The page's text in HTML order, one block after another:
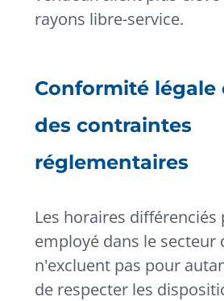
rayons libre-service.
Conformité légale
des contraintes
réglementaires
Les horaires différenciés
employé dans le secteur
n'excluent pas pour
de respecter les